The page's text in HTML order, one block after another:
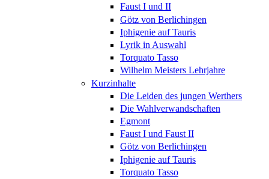
Faust I und II
Götz von Berlichingen
Iphigenie auf Tauris
Lyrik in Auswahl
Torquato Tasso
Wilhelm Meisters Lehrjahre
Kurzinhalte
Die Leiden des jungen Werthers
Die Wahlverwandschaften
Egmont
Faust I und Faust II
Götz von Berlichingen
Iphigenie auf Tauris
Torquato Tasso